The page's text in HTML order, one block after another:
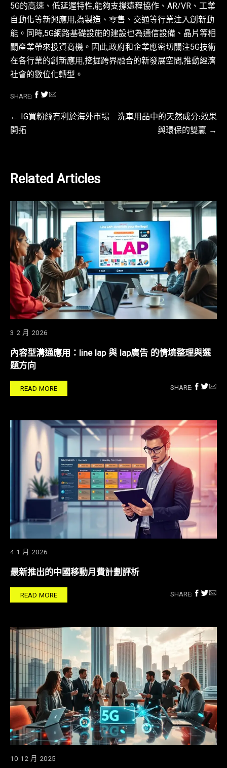
5G的高速、低延遲特性,能夠支撐遠程協作、AR/VR、工業
自動化等新興應用,為製造、零售、交通等行業注入創新動
能。同時,5G網路基礎設施的建設也為通信設備、晶片等相
關產業帶來投資商機。因此,政府和企業應密切關注5G技術
在各行業的創新應用,挖掘跨界融合的新發展空間,推動經濟
社會的數位化轉型。
SHARE:
文
章
覽
IG買粉絲有利於海外市場
開拓
洗車用品中的天然成分:效果
與環保的雙贏
Related Articles
3 2 月 2026
內容型溝通應用：line lap 與 lap廣告 的情境整理與選
題方向
READ MORE SHARE:
4 1 月 2026
最新推出的中國移動月費計劃評析
READ MORE SHARE:
10 12 月 2025